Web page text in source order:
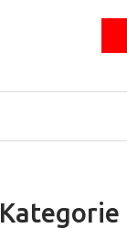
Kategorie